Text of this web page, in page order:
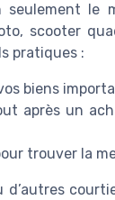
le
scooter
pratiques :
biens
après un
trouver la